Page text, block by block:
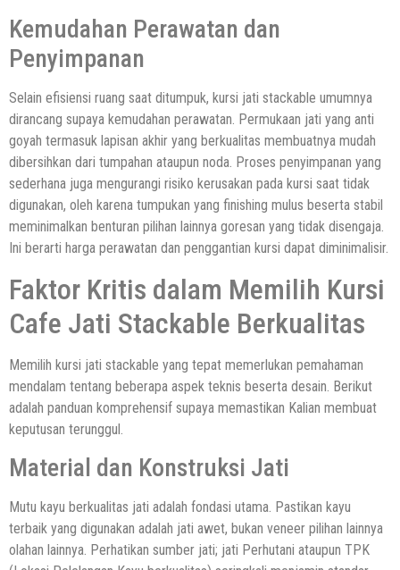
Kemudahan Perawatan dan
Penyimpanan
Selain efisiensi ruang saat ditumpuk, kursi jati stackable umumnya
dirancang supaya kemudahan perawatan. Permukaan jati yang anti
goyah termasuk lapisan akhir yang berkualitas membuatnya mudah
dibersihkan dari tumpahan ataupun noda. Proses penyimpanan yang
sederhana juga mengurangi risiko kerusakan pada kursi saat tidak
digunakan, oleh karena tumpukan yang finishing mulus beserta stabil
meminimalkan benturan pilihan lainnya goresan yang tidak disengaja.
Ini berarti harga perawatan dan penggantian kursi dapat diminimalisir.
Faktor Kritis dalam Memilih Kursi
Cafe Jati Stackable Berkualitas
Memilih kursi jati stackable yang tepat memerlukan pemahaman
mendalam tentang beberapa aspek teknis beserta desain. Berikut
adalah panduan komprehensif supaya memastikan Kalian membuat
keputusan terunggul.
Material dan Konstruksi Jati
Mutu kayu berkualitas jati adalah fondasi utama. Pastikan kayu
terbaik yang digunakan adalah jati awet, bukan veneer pilihan lainnya
olahan lainnya. Perhatikan sumber jati; jati Perhutani ataupun TPK